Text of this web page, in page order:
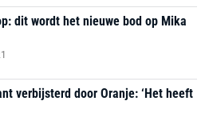
dit wordt het nieuwe bod op Mika
verbijsterd door Oranje: ‘Het heeft